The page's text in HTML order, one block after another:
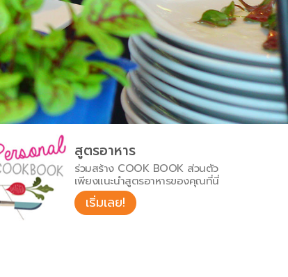
สูตรอาหาร
ร่วมสร้าง COOK BOOK ส่วนตัว
เพียงแนะนำสูตรอาหารของคุณที่นี่
เริ่มเลย!